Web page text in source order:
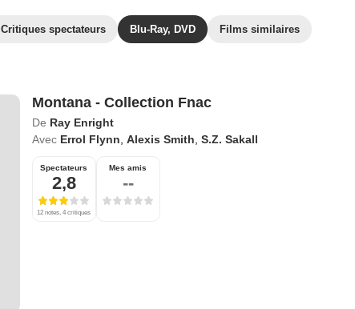
Critiques spectateurs Blu-Ray, DVD Films similaires
Montana - Collection Fnac
De Ray Enright
Avec Errol Flynn Alexis Smith S.Z. Sakall
Spectateurs
2,8
12 notes, 4 critiques
Mes amis
--